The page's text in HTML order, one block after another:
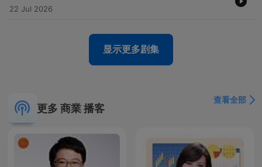
クライアントからは「個別アドバイスが細やかで的確」「面接対
22 Jul 2026
显示更多剧集
更多 商業 播客
查看全部